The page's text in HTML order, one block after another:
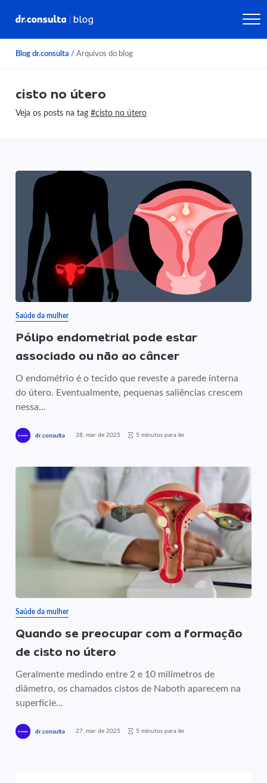
Blog dr.consulta / Arquivos do blog
cisto no útero
Veja os posts na tag#cisto no útero
Saúde da mulher
Pólipo endometrial pode estar
associado ou não ao câncer
O endométrio é o tecido que reveste a parede interna
do útero. Eventualmente, pequenas saliências crescem
nessa...
dr.consulta 28, mar de 2025 5 minutos para ler
Saúde da mulher
Quando se preocupar com a formação
de cisto no útero
Geralmente medindo entre 2 e 10 milímetros de
diâmetro, os chamados cistos de Naboth aparecem na
superfície...
dr.consulta 27, mar de 2025 5 minutos para ler